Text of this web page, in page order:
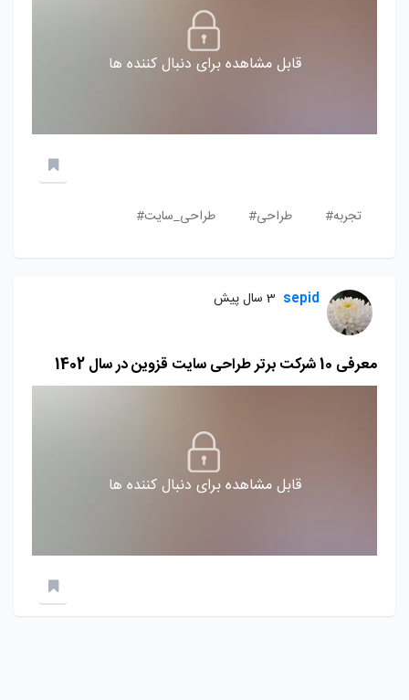
قابل مشاهده برای دنبال کننده ها
تجربه# طراحی# طراحی_سایت#
sepid 3 سال پیش
معرفی 10 شرکت برتر طراحی سایت قزوین در سال 1402
قابل مشاهده برای دنبال کننده ها